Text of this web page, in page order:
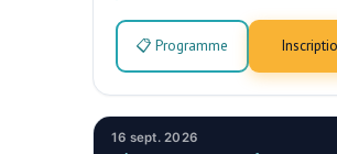
📋 Programme
16 sept. 2026